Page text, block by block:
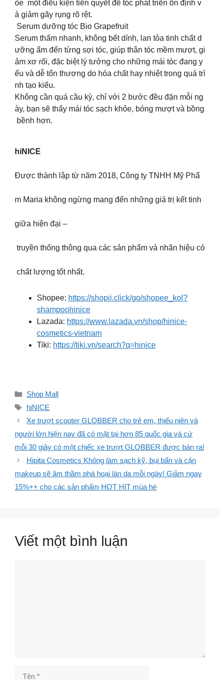
ỏe một điều kiện tiên quyết để tóc phát triển ổn định v
à giảm gãy rụng rõ rệt.
Serum dưỡng tóc Bio Grapefruit
Serum thấm nhanh, không bết dính, lan tỏa tinh chất d
ưỡng ẩm đến từng sợi tóc, giúp thân tóc mềm mượt, gi
ảm xơ rối, đặc biệt lý tưởng cho những mái tóc đang y
ếu và dễ tổn thương do hóa chất hay nhiệt trong quá trì
nh tạo kiểu.
Không cần quá cầu kỳ, chỉ với 2 bước đều đặn mỗi ng
ày, bạn sẽ thấy mái tóc sạch khỏe, bóng mượt và bồng
bềnh hơn.
hiNICE
Được thành lập từ năm 2018, Công ty TNHH Mỹ Phẩ
m Maria không ngừng mang đến những giá trị kết tinh
giữa hiện đại –
truyền thống thông qua các sản phẩm và nhãn hiệu có
chất lượng tốt nhất.
Shopee: https://shopii.click/go/shopee_kol?
shampoohinice
Lazada: https://www.lazada.vn/shop/hinice-
cosmetics-vietnam
Tiki: https://tiki.vn/search?q=hinice
Danh
mục
Shop Mall
Thẻ
hiNICE
Xe trượt scooter GLOBBER cho trẻ em, thiếu niên và
người lớn hiện nay đã có mặt tại hơn 85 quốc gia và cứ
mỗi 30 giây có một chiếc xe trượt GLOBBER được bán ra!
Hipita Cosmetics Không làm sạch kỹ, bụi bẩn và cặn
makeup sẽ âm thầm phá hoại làn da mỗi ngày! Giảm ngay
15%++ cho các sản phẩm HOT HIT mùa hè
Viết một bình luận